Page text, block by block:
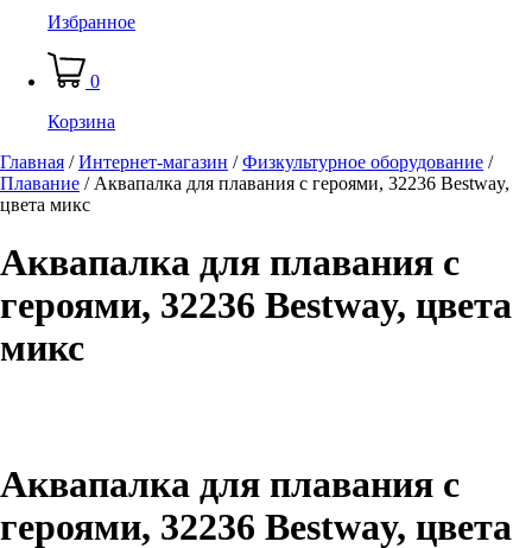
Избранное
0
Корзина
Главная /Интернет-магазин /Физкультурное оборудование /
Плавание / Аквапалка для плавания с героями, 32236 Bestway,
цвета микс
Аквапалка для плавания с
героями, 32236 Bestway, цвета
микс
Аквапалка для плавания с
героями, 32236 Bestway, цвета